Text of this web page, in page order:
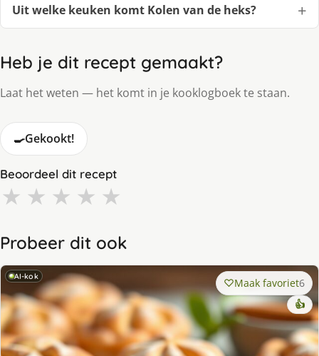
Uit welke keuken komt Kolen van de heks?
Heb je dit recept gemaakt?
Laat het weten — het komt in je kooklogboek te staan.
🍳Gekookt!
Beoordeel dit recept
★ ★ ★ ★ ★
Probeer dit ook
AI-kok Maak favoriet6
👍